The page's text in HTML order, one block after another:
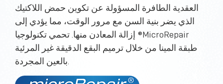
العقدية الطافرة المسؤولة عن تكوين حمض اللاكتيك
الذي يضر بنية السن مع مرور الوقت، مما يؤدي إلى
إزالة المعادن منها. تحمي تكنولوجيا ®MicroRepair
طبقة المينا من خلال ترميم البقع الدقيقة غير المرئية